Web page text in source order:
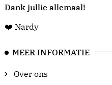
Dank jullie allemaal!
❤️ Nardy
MEER INFORMATIE
Over ons